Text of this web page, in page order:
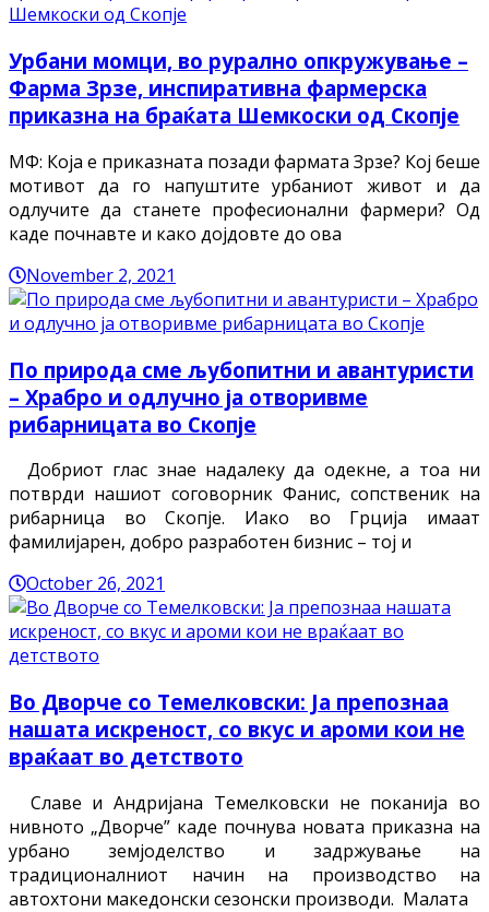
Урбани момци, во рурално опкружување –
Фарма Зрзе, инспиративна фармерска
приказна на браќата Шемкоски од Скопје
МФ: Која е приказната позади фармата Зрзе? Кој беше
мотивот да го напуштите урбаниот живот и да
одлучите да станете професионални фармери? Од
каде почнавте и како дојдовте до ова
November 2, 2021
По природа сме љубопитни и авантуристи
– Храбро и одлучно ја отворивме
рибарницата во Скопје
Добриот глас знае надалеку да одекне, а тоа ни
потврди нашиот соговорник Фанис, сопственик на
рибарница во Скопје. Иако во Грција имаат
фамилијарен, добро разработен бизнис – тој и
October 26, 2021
Во Дворче со Темелковски: Ја препознаа
нашата искреност, со вкус и ароми кои не
враќаат во детството
Славе и Андријана Темелковски не поканија во
нивното „Дворче” каде почнува новата приказна на
урбано земјоделство и задржување на
традиционалниот начин на производство на
автохтони македонски сезонски производи. Малата